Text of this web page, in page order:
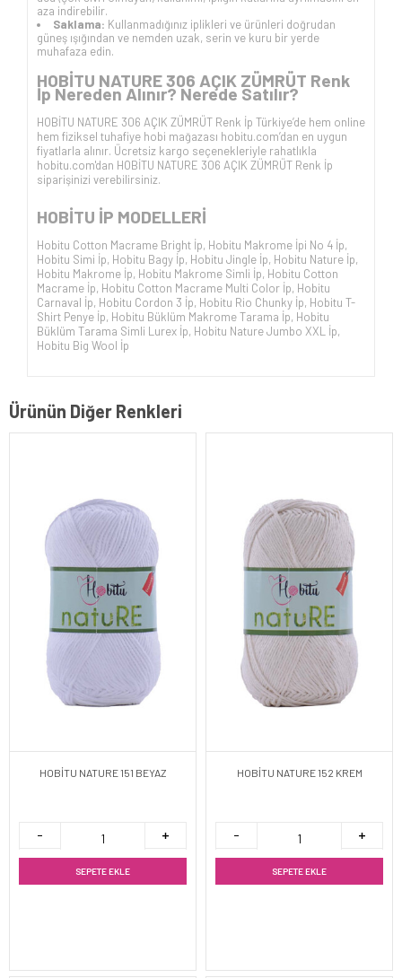
aza indirebilir.
Saklama: Kullanmadığınız iplikleri ve ürünleri doğrudan
güneş ışığından ve nemden uzak, serin ve kuru bir yerde
muhafaza edin.
HOBİTU NATURE 306 AÇIK ZÜMRÜT Renk
İp Nereden Alınır? Nerede Satılır?
HOBİTU NATURE 306 AÇIK ZÜMRÜT Renk İp Türkiye’de hem online
hem fiziksel tuhafiye hobi mağazası hobitu.com’dan en uygun
fiyatlarla alınır. Ücretsiz kargo seçenekleriyle rahatlıkla
hobitu.com'dan HOBİTU NATURE 306 AÇIK ZÜMRÜT Renk İp
siparişinizi verebilirsiniz.
HOBİTU İP MODELLERİ
Hobitu Cotton Macrame Bright İp, Hobitu Makrome İpi No 4 İp,
Hobitu Simi İp, Hobitu Bagy İp, Hobitu Jingle İp, Hobitu Nature İp,
Hobitu Makrome İp, Hobitu Makrome Simli İp, Hobitu Cotton
Macrame İp, Hobitu Cotton Macrame Multi Color İp, Hobitu
Carnaval İp, Hobitu Cordon 3 İp, Hobitu Rio Chunky İp, Hobitu T-
Shirt Penye İp, Hobitu Büklüm Makrome Tarama İp, Hobitu
Büklüm Tarama Simli Lurex İp, Hobitu Nature Jumbo XXL İp,
Hobitu Big Wool İp
Ürünün Diğer Renkleri
HOBİTU NATURE 151 BEYAZ
SEPETE EKLE
HOBİTU NATURE 152 KREM
SEPETE EKLE